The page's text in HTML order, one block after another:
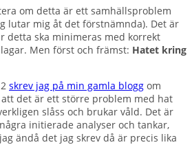
om detta är ett samhällsproblem
lutar mig åt det förstnämnda). Det är
detta ska minimeras med korrekt
Men först och främst: Hatet kring
skrev jag på min gamla blogg om
det är ett större problem med hat
slåss och brukar våld. Det är
initierade analyser och tankar,
ändå det jag skrev då är precis lika